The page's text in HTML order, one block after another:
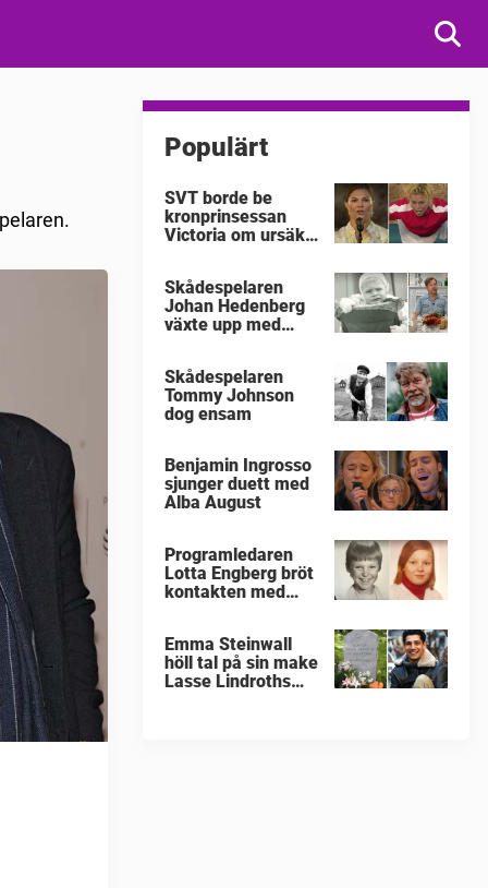
Populärt
SVT borde be
kronprinsessan
Victoria om ursäkt
Skådespelaren
Johan Hedenberg
växte upp med
Skådespelaren
Tommy Johnson
dog ensam
Benjamin Ingrosso
sjunger duett med
Alba August
Programledaren
Lotta Engberg bröt
kontakten med
Emma Steinwall
höll tal på sin make
Lasse Lindroths